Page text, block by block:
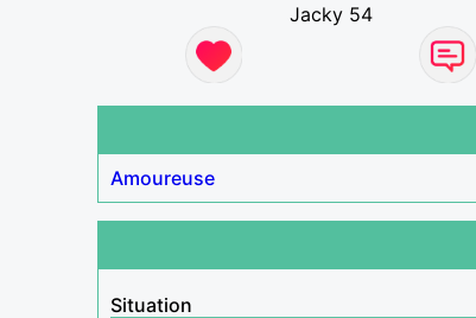
Jacky 54
Amoureuse
Situation